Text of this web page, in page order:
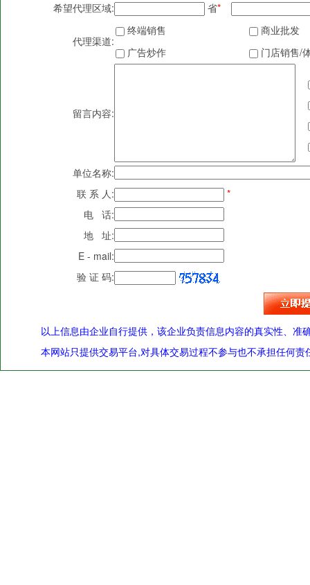
希望代理区域:
省*
代理渠道:
终端销售
商业批发
广告炒作
门店销售/
留言内容:
单位名称:
联 系 人:
*
电 话:
地 址:
E - mail:
验 证 码:
以上信息由企业自行提供，该企业负责信息内容的真实性、准
本网站只提供交易平台,对具体交易过程不参与也不承担任何责